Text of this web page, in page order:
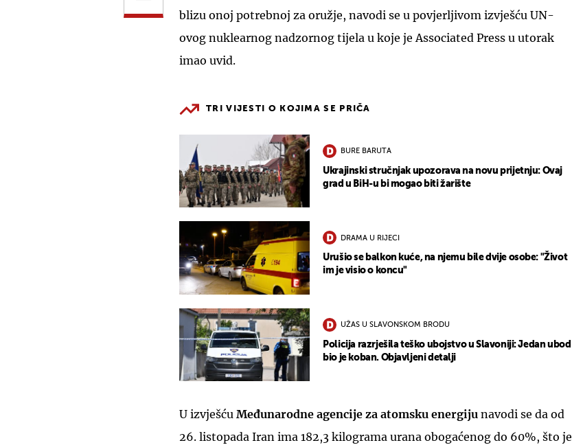
blizu onoj potrebnoj za oružje, navodi se u povjerljivom izvješću UN-
ovog nuklearnog nadzornog tijela u koje je Associated Press u utorak
imao uvid.
TRI VIJESTI O KOJIMA SE PRIČA
BURE BARUTA
Ukrajinski stručnjak upozorava na novu prijetnju: Ovaj
grad u BiH-u bi mogao biti žarište
DRAMA U RIJECI
Urušio se balkon kuće, na njemu bile dvije osobe: "Život
im je visio o koncu"
UŽAS U SLAVONSKOM BRODU
Policija razrješila teško ubojstvo u Slavoniji: Jedan ubod
bio je koban. Objavljeni detalji
U izvješću Međunarodne agencije za atomsku energiju navodi se da od
26. listopada Iran ima 182,3 kilograma urana obogaćenog do 60%, što je